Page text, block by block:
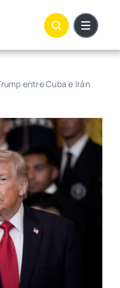
entre Cuba e Irán